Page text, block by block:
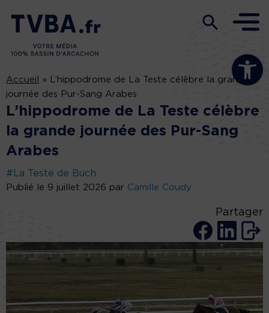
Ouvrir la
Accueil »
L’hippodrome de La Teste célèbre la grande
journée des Pur-Sang Arabes
L’hippodrome de La Teste célèbre
la grande journée des Pur-Sang
Arabes
#La Teste de Buch
Publié le 9 juillet 2026 par Camille Coudy
Partager